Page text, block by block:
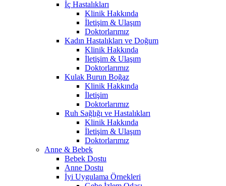
İç Hastalıkları
Klinik Hakkında
İletişim & Ulaşım
Doktorlarımız
Kadın Hastalıkları ve Doğum
Klinik Hakkında
İletişim & Ulaşım
Doktorlarımız
Kulak Burun Boğaz
Klinik Hakkında
İletişim
Doktorlarımız
Ruh Sağlığı ve Hastalıkları
Klinik Hakkında
İletişim & Ulaşım
Doktorlarımız
Anne & Bebek
Bebek Dostu
Anne Dostu
İyi Uygulama Örnekleri